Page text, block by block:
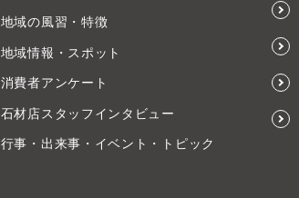
地域の風習・特徴
地域情報・スポット
消費者アンケート
石材店スタッフインタビュー
行事・出来事・イベント・トピック